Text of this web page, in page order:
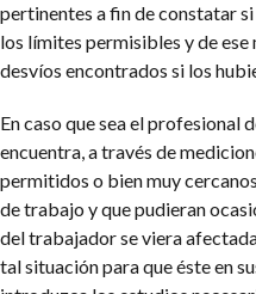
pertinentes a fin de constatar
los límites permisibles y de
desvíos encontrados si los
En caso que sea el profesional
encuentra, a través de
permitidos o bien muy
de trabajo y que pudieran
del trabajador se viera
tal situación para que éste en